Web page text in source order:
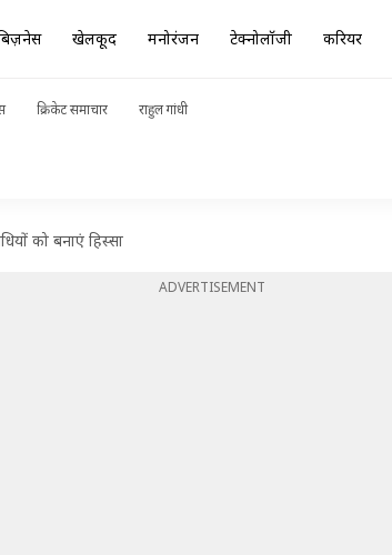
खेलकूद मनोरंजन टेक्नोलॉजी करियर
क्रिकेट समाचार राहुल गांधी
को बनाएं हिस्सा
ADVERTISEMENT